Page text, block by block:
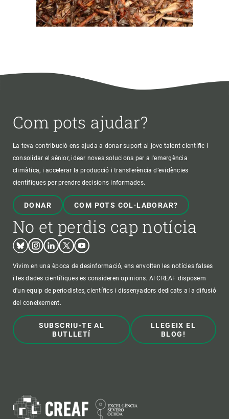
Com pots ajudar?
La teva contribució ens ajuda a donar suport al jove talent científic i
consolidar el sènior, idear noves solucions per a l'emergència
climàtica, i accelerar la producció i transferència d’evidències
científiques per prendre decisions informades.
DONAR COM POTS COL·LABORAR?
No et perdis cap notícia
BlueskyInstagram
LinkedinTwitterYoutube
Vivim en una època de desinformació, ens envolten les notícies falses
i les dades científiques es consideren opinions. Al CREAF disposem
d'un equip de periodistes, científics i dissenyadors dedicats a la difusió
del coneixement.
SUBSCRIU-TE AL
BUTLLETÍ
LLEGEIX EL
BLOG!